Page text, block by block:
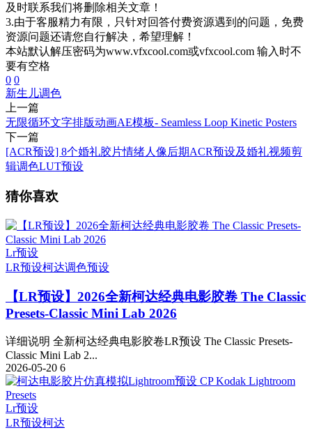
及时联系我们将删除相关文章！
3.由于客服精力有限，只针对回答付费资源遇到的问题，免费
资源问题还请您自行解决，希望理解！
本站默认解压密码为www.vfxcool.com或vfxcool.com 输入时不
要有空格
0 0
新生儿调色
上一篇
无限循环文字排版动画AE模板- Seamless Loop Kinetic Posters
下一篇
[ACR预设] 8个婚礼胶片情绪人像后期ACR预设及婚礼视频剪
辑调色LUT预设
猜你喜欢
Lr预设
LR预设柯达调色预设
【LR预设】2026全新柯达经典电影胶卷 The Classic
Presets-Classic Mini Lab 2026
详细说明 全新柯达经典电影胶卷LR预设 The Classic Presets-
Classic Mini Lab 2...
2026-05-20 6
Lr预设
LR预设柯达